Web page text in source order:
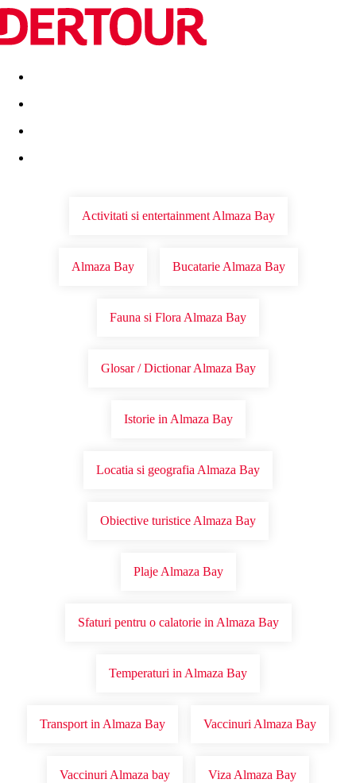
Destinatii Vacanta perfecta OFERTE DE NERATAT
Activitati si entertainment Almaza Bay
Almaza Bay Bucatarie Almaza Bay
Fauna si Flora Almaza Bay
Glosar / Dictionar Almaza Bay
Istorie in Almaza Bay
Locatia si geografia Almaza Bay
Obiective turistice Almaza Bay
Plaje Almaza Bay
Sfaturi pentru o calatorie in Almaza Bay
Temperaturi in Almaza Bay
Transport in Almaza Bay Vaccinuri Almaza Bay
Vaccinuri Almaza bay Viza Almaza Bay